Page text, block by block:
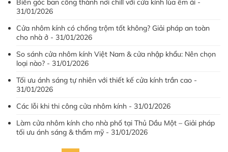
Biến góc ban công thành nơi chill với cửa kính lùa êm ái -
31/01/2026
Cửa nhôm kính có chống trộm tốt không? Giải pháp an toàn
cho nhà ở - 31/01/2026
So sánh cửa nhôm kính Việt Nam & cửa nhập khẩu: Nên chọn
loại nào? - 31/01/2026
Tối ưu ánh sáng tự nhiên với thiết kế cửa kính trần cao -
31/01/2026
Các lỗi khi thi công cửa nhôm kính - 31/01/2026
Làm cửa nhôm kính cho nhà phố tại Thủ Dầu Một – Giải pháp
tối ưu ánh sáng & thẩm mỹ - 31/01/2026